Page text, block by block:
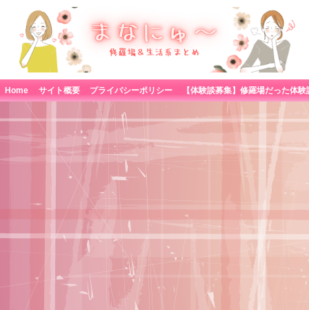
Home サイト概要 プライバシーポリシー